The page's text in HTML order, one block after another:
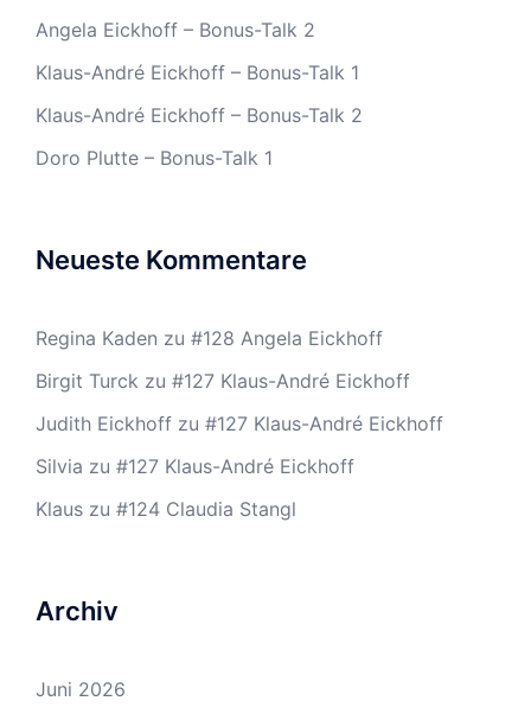
Angela Eickhoff – Bonus-Talk 2
Klaus-André Eickhoff – Bonus-Talk 1
Klaus-André Eickhoff – Bonus-Talk 2
Doro Plutte – Bonus-Talk 1
Neueste Kommentare
Regina Kaden zu #128 Angela Eickhoff
Birgit Turck zu #127 Klaus-André Eickhoff
Judith Eickhoff zu #127 Klaus-André Eickhoff
Silvia zu #127 Klaus-André Eickhoff
Klaus zu #124 Claudia Stangl
Archiv
Juni 2026